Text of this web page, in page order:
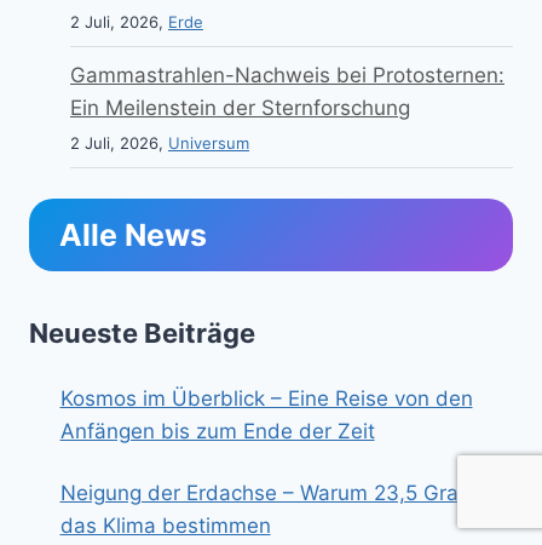
2 Juli, 2026, Erde
Gammastrahlen-Nachweis bei Protosternen:
Ein Meilenstein der Sternforschung
2 Juli, 2026, Universum
Alle News
Neueste Beiträge
Kosmos im Überblick – Eine Reise von den
Anfängen bis zum Ende der Zeit
Neigung der Erdachse – Warum 23,5 Grad
das Klima bestimmen